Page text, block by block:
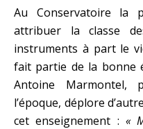
Au Conservatoire la
attribuer la classe
instruments à part le
fait partie de la bonne
Antoine Marmontel,
l’époque, déplore
cet enseignement : «